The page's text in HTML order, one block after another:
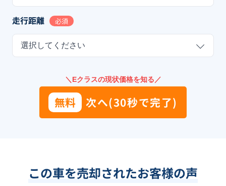
走行距離 必須
選択してください
＼Eクラスの現状価格を知る／
無料 次へ(30秒で完了)
この車を売却されたお客様の声